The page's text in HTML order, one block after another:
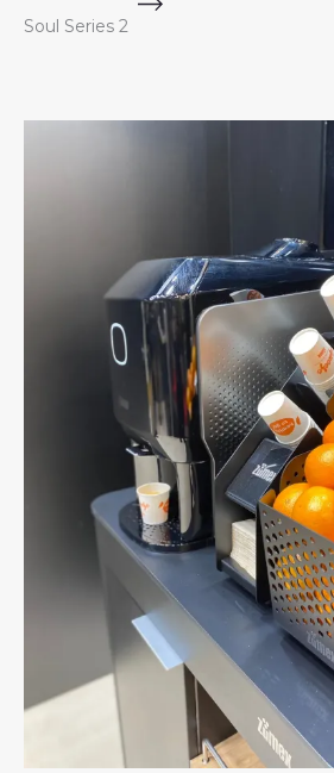
Soul Series 2